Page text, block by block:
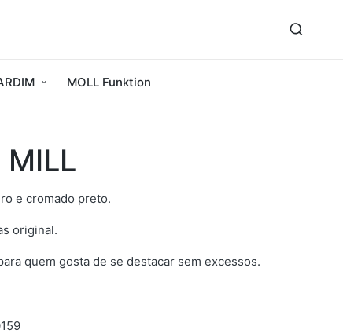
MOLL Funktion
e cromado preto.
original.
quem gosta de se destacar sem excessos.